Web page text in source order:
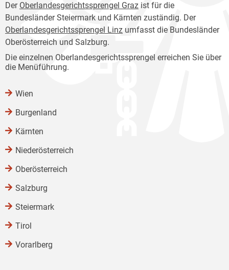
Der Oberlandesgerichtssprengel Graz ist für die
Bundesländer Steiermark und Kärnten zuständig. Der
Oberlandesgerichtssprengel Linz umfasst die Bundesländer
Oberösterreich und Salzburg.
Die einzelnen Oberlandesgerichtssprengel erreichen Sie über
die Menüführung.
Wien
Burgenland
Kärnten
Niederösterreich
Oberösterreich
Salzburg
Steiermark
Tirol
Vorarlberg